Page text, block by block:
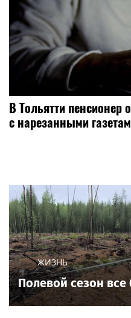
В Тольятти
с нарезанными
ЖИЗНЬ
Полевой сезон